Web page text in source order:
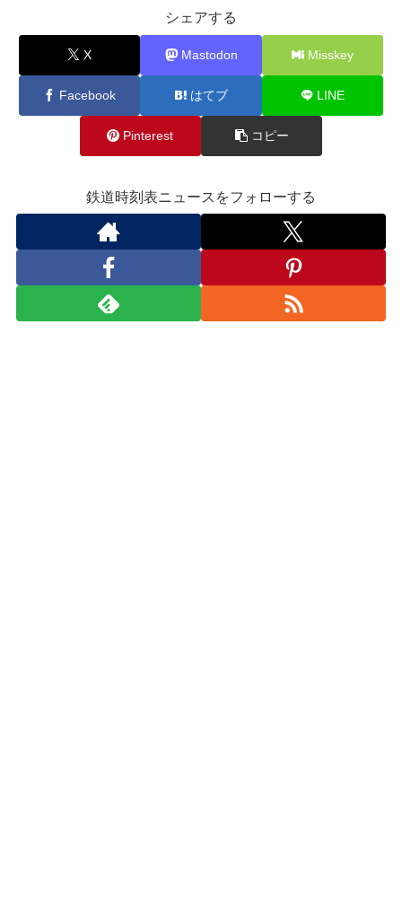
シェアする
X Mastodon Misskey
Facebook はてブ LINE
Pinterest コピー
鉄道時刻表ニュースをフォローする